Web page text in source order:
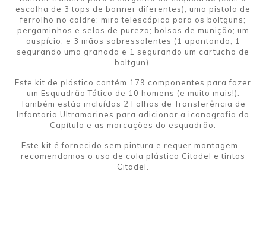
escolha de 3 tops de banner diferentes); uma pistola de
ferrolho no coldre; mira telescópica para os boltguns;
pergaminhos e selos de pureza; bolsas de munição; um
auspício; e 3 mãos sobressalentes (1 apontando, 1
segurando uma granada e 1 segurando um cartucho de
boltgun).
Este kit de plástico contém 179 componentes para fazer
um Esquadrão Tático de 10 homens (e muito mais!).
Também estão incluídas 2 Folhas de Transferência de
Infantaria Ultramarines para adicionar a iconografia do
Capítulo e as marcações do esquadrão.
Este kit é fornecido sem pintura e requer montagem -
recomendamos o uso de cola plástica Citadel e tintas
Citadel.